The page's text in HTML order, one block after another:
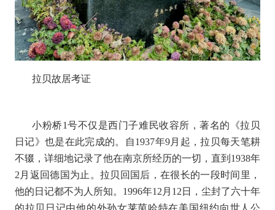
拉贝故居考证
小粉桥1号不仅是西门子难民收容所，著名的《拉贝
日记》也是在此完成的。自1937年9月起，拉贝每天笔耕
不辍，详细地记录了他在南京所经历的一切，直到 1938年
2 月返回德国为止。拉贝回国后，在很长的一段时间里，
他的日记都不为人所知。 1996年12 月 12 日，尘封了六十年
的拉贝日记由他的外孙女莱茵哈特在美国纽约向世人公